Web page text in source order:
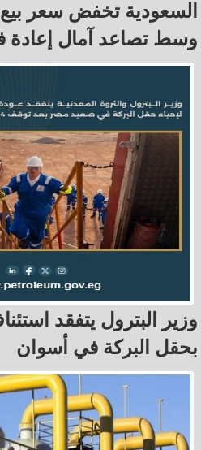
السعودية تخفض سعر بيع
وسط تصاعد آمال إعادة
وزير البترول يتفقد
بحقل البركة في أسوان